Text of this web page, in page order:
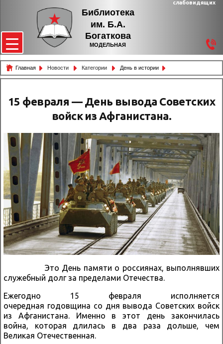
Библиотека
им. Б.А.
Богаткова
МОДЕЛЬНАЯ
слабовидящих
Главная Новости Категории День в истории
15 февраля — День вывода Советских
войск из Афганистана.
Это День памяти о россиянах, выполнявших
служебный долг за пределами Отечества.
Ежегодно 15 февраля исполняется
очередная годовщина со дня вывода Советских войск
из Афганистана. Именно в этот день закончилась
война, которая длилась в два раза дольше, чем
Великая Отечественная.